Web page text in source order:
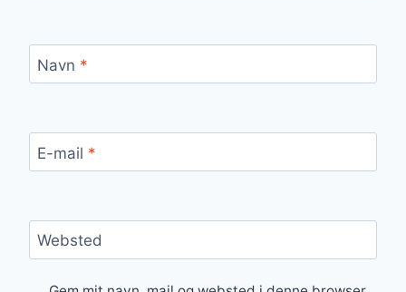
Navn *
E-mail *
Websted